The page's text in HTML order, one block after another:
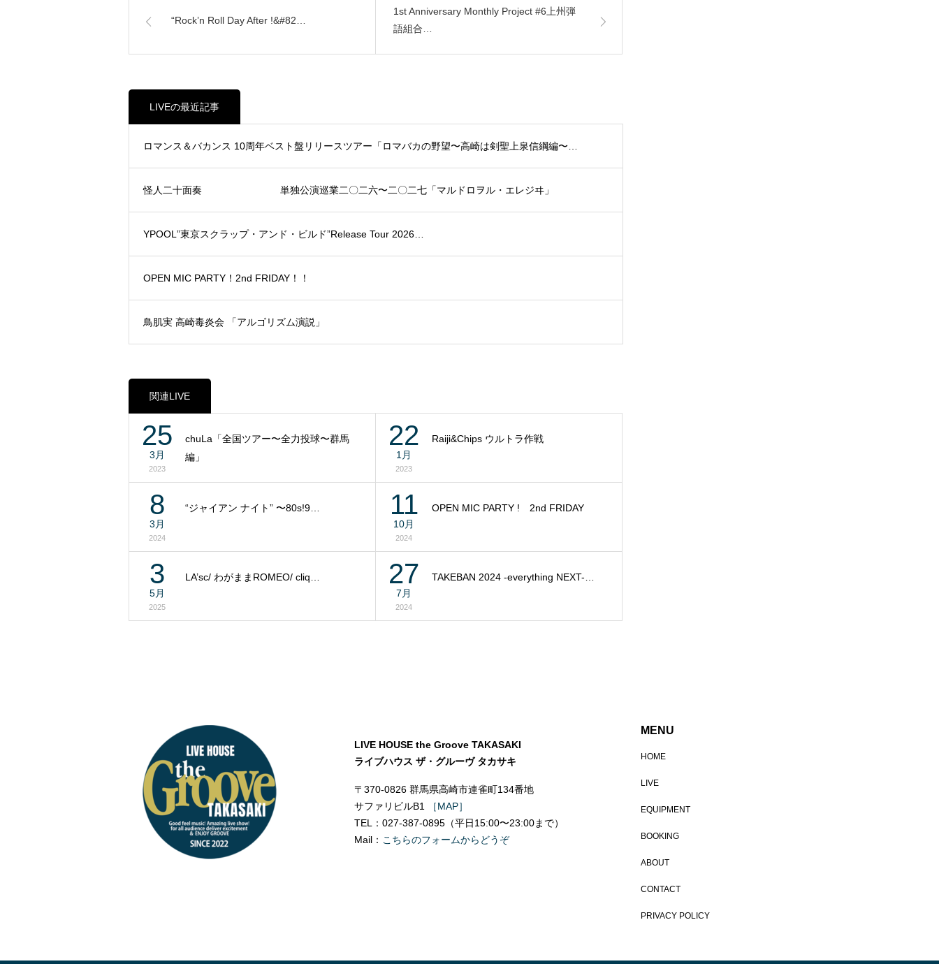
“Rock’n Roll Day After !&#82…
1st Anniversary Monthly Project #6上州弾
語組合…
LIVEの最近記事
ロマンス＆バカンス 10周年ベスト盤リリースツアー「ロマバカの野望〜高崎は剣聖上泉信綱編〜…
怪人二十面奏 単独公演巡業二〇二六〜二〇二七「マルドロヲル・エレジヰ」
YPOOL”東京スクラップ・アンド・ビルド”Release Tour 2026…
OPEN MIC PARTY！2nd FRIDAY！！
鳥肌実 高崎毒炎会 「アルゴリズム演説」
関連LIVE
25
3月
2023
chuLa「全国ツアー〜全力投球〜群馬
編」
22
1月
2023
Raiji&Chips ウルトラ作戦
8
3月
2024
“ジャイアン ナイト” 〜80s!9… 11
10月
2024
OPEN MIC PARTY ! 2nd FRIDAY
3
5月
2025
LA’sc/ わがままROMEO/ cliq… 27
7月
2024
TAKEBAN 2024 -everything NEXT-…
LIVE HOUSE the Groove TAKASAKI
ライブハウス ザ・グルーヴ タカサキ
〒370-0826 群馬県高崎市連雀町134番地
サファリビルB1 ［MAP］
TEL：027-387-0895（平日15:00〜23:00まで）
Mail： こちらのフォームからどうぞ
MENU
HOME
LIVE
EQUIPMENT
BOOKING
ABOUT
CONTACT
PRIVACY POLICY